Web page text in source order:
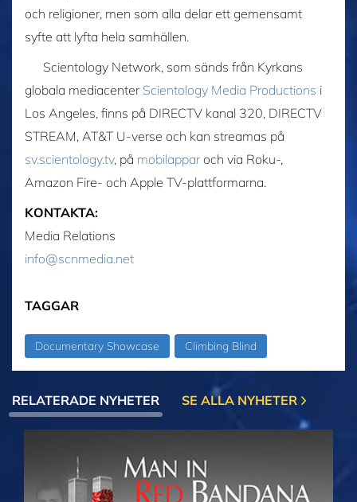
och religioner, men som alla delar ett gemensamt
syfte att lyfta hela samhällen.
Scientology Network, som sänds från Kyrkans
globala mediacenter Scientology Media Productions i
Los Angeles, finns på DIRECTV kanal 320, DIRECTV
STREAM, AT&T U-verse och kan streamas på
sv.scientology.tv, på mobilapparoch via Roku-,
Amazon Fire- och Apple TV-plattformarna.
KONTAKTA:
Media Relations
info@scnmedia.net
TAGGAR
Documentary Showcase Climbing Blind
RELATERADE NYHETER SE ALLA NYHETER